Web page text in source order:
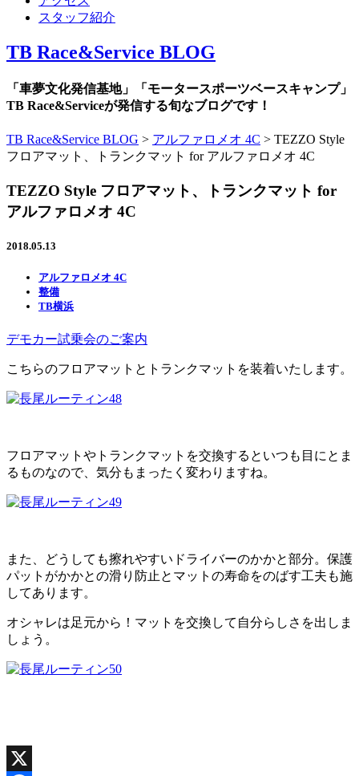
スタッフ紹介
TB Race&Service BLOG
「車夢文化発信基地」「モータースポーツベースキャンプ」
TB Race&Serviceが発信する旬なブログです！
TB Race&Service BLOG > アルファロメオ 4C > TEZZO Style
フロアマット、トランクマット for アルファロメオ 4C
TEZZO Style フロアマット、トランクマット for
アルファロメオ 4C
2018.05.13
アルファロメオ 4C
整備
TB横浜
デモカー試乗会のご案内
こちらのフロアマットとトランクマットを装着いたします。
フロアマットやトランクマットを交換するといつも目にとま
るものなので、気分もまったく変わりますね。
また、どうしても擦れやすいドライバーのかかと部分。保護
パットがかかとの滑り防止とマットの寿命をのばす工夫も施
してあります。
オシャレは足元から！マットを交換して自分らしさを出しま
しょう。